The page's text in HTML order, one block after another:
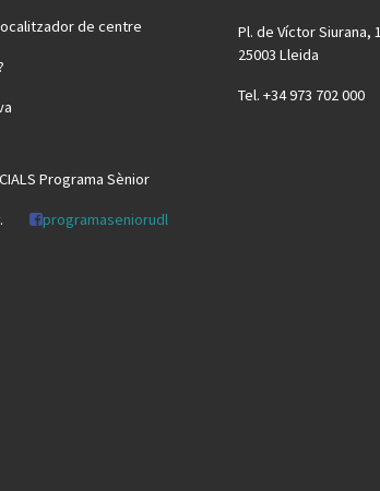
de centre
Programa Sènior
. programaseniorudl
Pl. de Víctor Siurana, 1
25003 Lleida
Tel. +34 973 702 000